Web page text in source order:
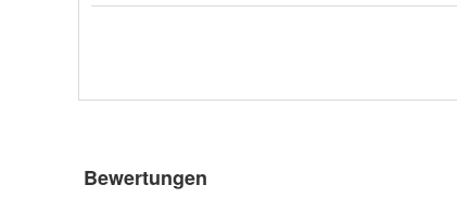
Bewertungen